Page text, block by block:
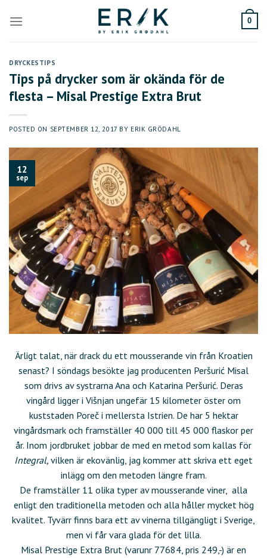
0
DRYCKESTIPS
Tips på drycker som är okända för de
flesta – Misal Prestige Extra Brut
POSTED ON SEPTEMBER 12, 2017 BY ERIK GRÖDAHL
12
sep
Ärligt talat, när drack du ett mousserande vin från Kroatien
senast? I söndags besökte jag producenten Peršurić Misal
som drivs av systrarna Ana och Katarina Peršurić. Deras
vingård ligger i Višnjan ungefär 15 kilometer öster om
kuststaden Poreč i mellersta Istrien. De har 5 hektar
vingårdsmark och framställer 40 000 till 45 000 flaskor per
år. Inom jordbruket jobbar de med en metod som kallas för
Integral, vilken är ekovänlig, jag kommer att skriva ett eget
inlägg om den metoden längre fram.
De framställer 11 olika typer av mousserande viner, alla
enligt den traditionella metoden och alla håller mycket hög
kvalitet. Tyvärr finns bara ett av vinerna tillgängligt i Sverige,
men vi får vara glada för det lilla.
Misal Prestige Extra Brut (varunr 77684, pris 249,-) är en